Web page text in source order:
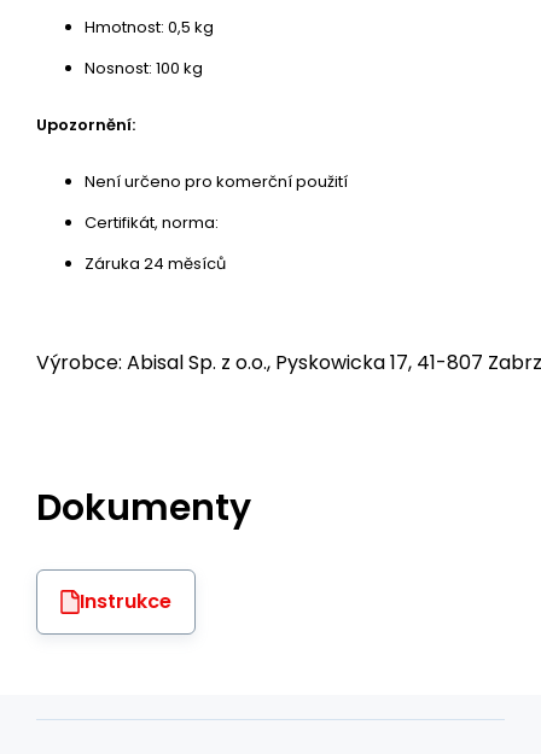
Hmotnost: 0,5 kg
Nosnost: 100 kg
Upozornění:
Není určeno pro komerční použití
Certifikát, norma:
Záruka 24 měsíců
Výrobce: Abisal Sp. z o.o., Pyskowicka 17, 41-807
Dokumenty
Instrukce